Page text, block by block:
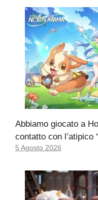
Abbiamo giocato a
contatto con l’atipico
5 Agosto 2026